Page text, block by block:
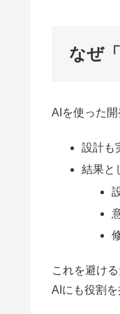
なぜ
AIを使った開
設計も
結果と
これを避ける
AIにも役割を